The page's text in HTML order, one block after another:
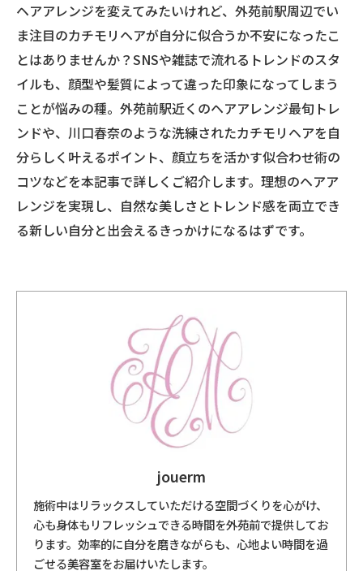
ヘアアレンジを変えてみたいけれど、外苑前駅周辺でい
ま注目のカチモリヘアが自分に似合うか不安になったこ
とはありませんか？SNSや雑誌で流れるトレンドのスタ
イルも、顔型や髪質によって違った印象になってしまう
ことが悩みの種。外苑前駅近くのヘアアレンジ最旬トレ
ンドや、川口春奈のような洗練されたカチモリヘアを自
分らしく叶えるポイント、顔立ちを活かす似合わせ術の
コツなどを本記事で詳しくご紹介します。理想のヘアア
レンジを実現し、自然な美しさとトレンド感を両立でき
る新しい自分と出会えるきっかけになるはずです。
jouerm
施術中はリラックスしていただける空間づくりを心がけ、
心も身体もリフレッシュできる時間を外苑前で提供してお
ります。効率的に自分を磨きながらも、心地よい時間を過
ごせる美容室をお届けいたします。